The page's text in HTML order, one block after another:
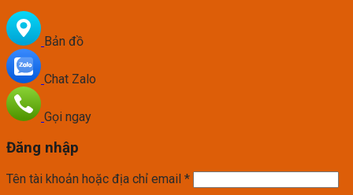
Bản đồ
Chat Zalo
Gọi ngay
Đăng nhập
Tên tài khoản hoặc địa chỉ email *